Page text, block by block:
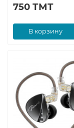
750 ТМТ
В корзину